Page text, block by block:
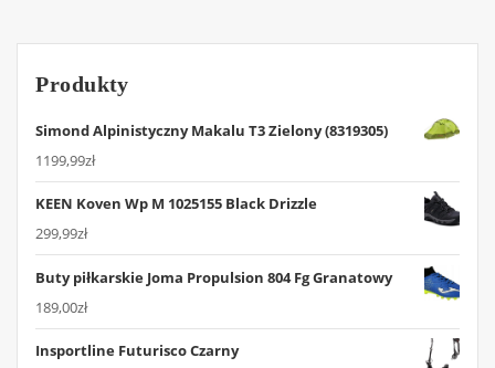
Produkty
Simond Alpinistyczny Makalu T3 Zielony (8319305)
1199,99zł
KEEN Koven Wp M 1025155 Black Drizzle
299,99zł
Buty piłkarskie Joma Propulsion 804 Fg Granatowy
189,00zł
Insportline Futurisco Czarny